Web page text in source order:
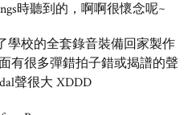
時聽到的，啊啊很懷念呢~
學校的全套錄音裝備回家製作
有很多彈錯拍子錯或揭譜的聲
聲很大 XDDD